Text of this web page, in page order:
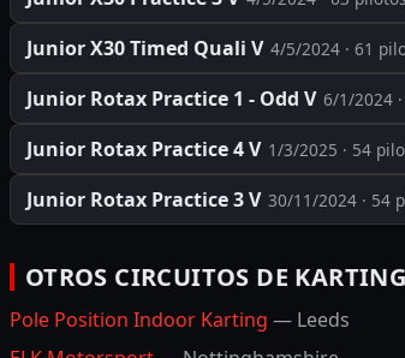
Junior X30 Timed Quali V 4/5/2024 · 61
Junior Rotax Practice 1 - Odd V 6/1/2024
Junior Rotax Practice 4 V 1/3/2025 · 54
Junior Rotax Practice 3 V 30/11/2024 · 54
OTROS CIRCUITOS DE
Pole Position Indoor Karting — Leeds